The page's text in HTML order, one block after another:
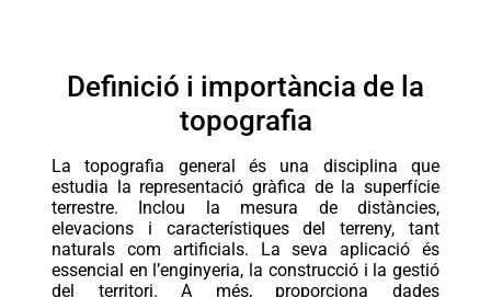
Definició i importància de la
topografia
La topografia general és una disciplina que
estudia la representació gràfica de la superfície
terrestre. Inclou la mesura de distàncies,
elevacions i característiques del terreny, tant
naturals com artificials. La seva aplicació és
essencial en l’enginyeria, la construcció i la gestió
del territori. A més, proporciona dades